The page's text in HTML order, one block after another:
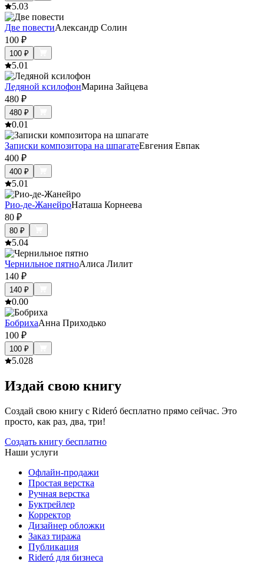
5.03
Две повестиАлександр Солин
100 ₽
100 ₽
5.01
Ледяной ксилофонМарина Зайцева
480 ₽
480 ₽
0.01
Записки композитора на шпагатеЕвгения Евпак
400 ₽
400 ₽
5.01
Рио-де-ЖанейроНаташа Корнеева
80 ₽
80 ₽
5.04
Чернильное пятноАлиса Лилит
140 ₽
140 ₽
0.00
БобрихаАнна Приходько
100 ₽
100 ₽
5.028
Издай свою книгу
Создай свою книгу с Rideró бесплатно прямо сейчас. Это
просто, как раз, два, три!
Создать книгу бесплатно
Наши услуги
Офлайн-продажи
Простая верстка
Ручная верстка
Буктрейлер
Корректор
Дизайнер обложки
Заказ тиража
Публикация
Rideró для бизнеса